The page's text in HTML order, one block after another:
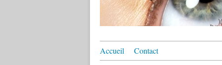
Accueil Contact